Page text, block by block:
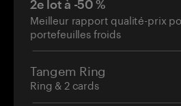
2e lot à -50 %
Meilleur rapport qualité-prix
portefeuilles froids
Tangem Ring
Ring & 2 cards